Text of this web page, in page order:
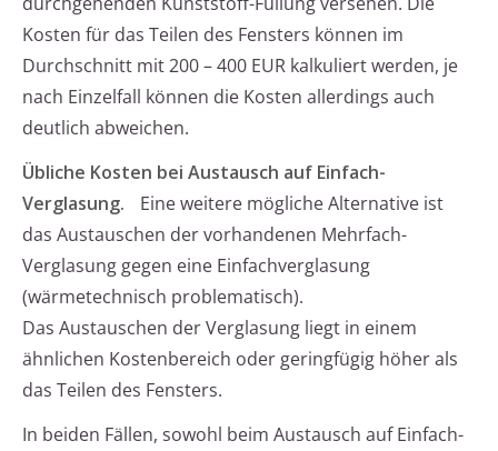
Kosten für das Teilen des Fensters können im
Durchschnitt mit 200 – 400 EUR kalkuliert werden, je
nach Einzelfall können die Kosten allerdings auch
deutlich abweichen.
Übliche Kosten bei Austausch auf Einfach-
Verglasung.
Eine weitere mögliche Alternative ist
das Austauschen der vorhandenen Mehrfach-
Verglasung gegen eine Einfachverglasung
(wärmetechnisch problematisch).
Das Austauschen der Verglasung liegt in einem
ähnlichen Kostenbereich oder geringfügig höher als
das Teilen des Fensters.
In beiden Fällen, sowohl beim Austausch auf Einfach-